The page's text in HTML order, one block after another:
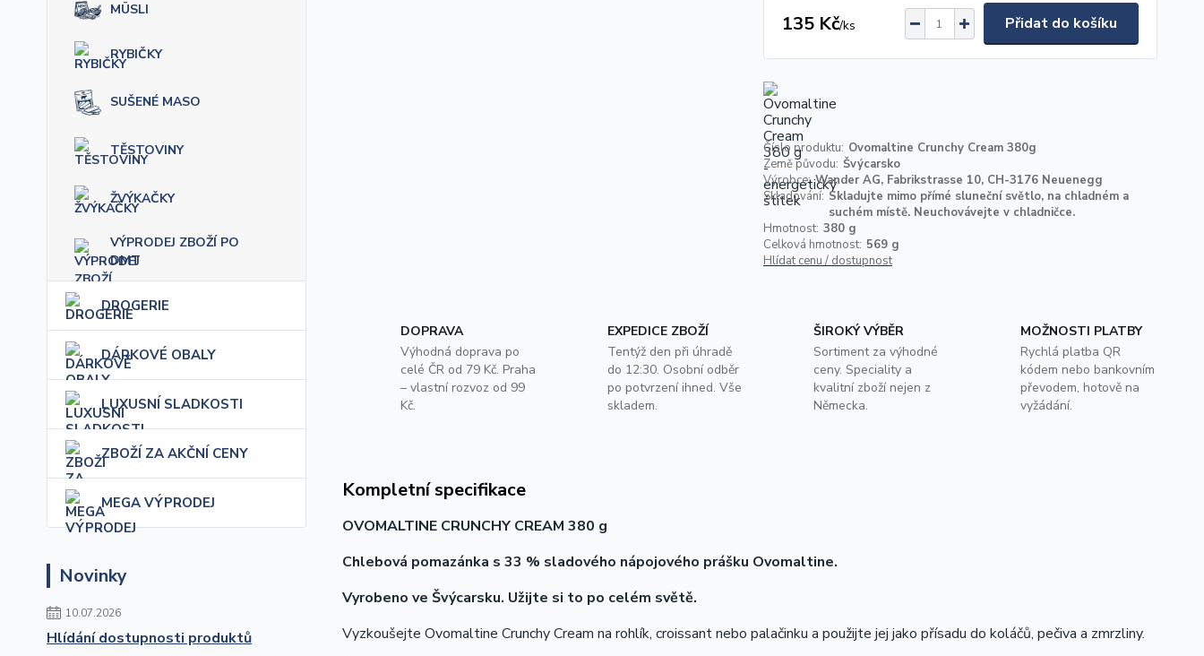
MÜSLI
RYBIČKY
SUŠENÉ MASO
TĚSTOVINY
ŽVÝKAČKY
VÝPRODEJ ZBOŽÍ PO
DMT
DROGERIE
DÁRKOVÉ OBALY
LUXUSNÍ SLADKOSTI
ZBOŽÍ ZA AKČNÍ CENY
MEGA VÝPRODEJ
Novinky
10.07.2026
Hlídání dostupnosti produktů
135 Kč/ks Přidat do košíku
Číslo produktu: Ovomaltine Crunchy Cream 380g
Země původu: Švýcarsko
Výrobce: Wander AG, Fabrikstrasse 10, CH-3176 Neuenegg
Skladování: Skladujte mimo přímé sluneční světlo, na chladném a
suchém místě. Neuchovávejte v chladničce.
Hmotnost: 380 g
Celková hmotnost: 569 g
Hlídat cenu / dostupnost
DOPRAVA
Výhodná doprava po
celé ČR od 79 Kč. Praha
– vlastní rozvoz od 99
Kč.
EXPEDICE ZBOŽÍ
Tentýž den při úhradě
do 12:30. Osobní odběr
po potvrzení ihned. Vše
skladem.
ŠIROKÝ VÝBĚR
Sortiment za výhodné
ceny. Speciality a
kvalitní zboží nejen z
Německa.
MOŽNOSTI PLATBY
Rychlá platba QR
kódem nebo bankovním
převodem, hotově na
vyžádání.
Kompletní specifikace
OVOMALTINE CRUNCHY CREAM 380 g
Chlebová pomazánka s 33 % sladového nápojového prášku Ovomaltine.
Vyrobeno ve Švýcarsku. Užijte si to po celém světě.
Vyzkoušejte Ovomaltine Crunchy Cream na rohlík, croissant nebo palačinku a použijte jej jako přísadu do koláčů, pečiva a zmrzliny.